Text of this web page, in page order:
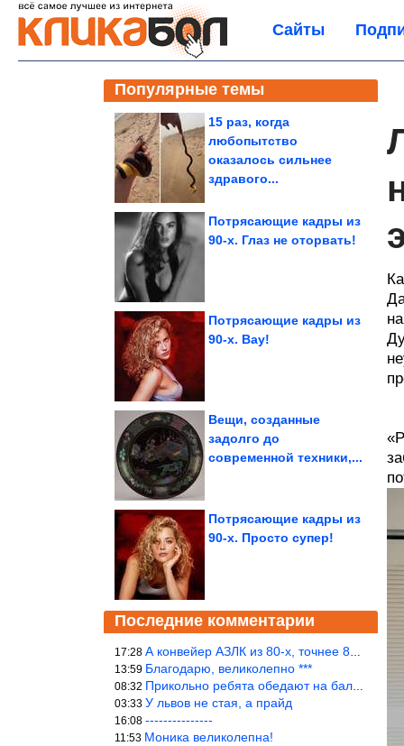
Сайты
Популярные темы
15 раз, когда
любопытство
оказалось сильнее
здравого...
Потрясающие кадры из
90-х. Глаз не оторвать!
Потрясающие кадры из
90-х. Вау!
Вещи, созданные
задолго до
современной техники,...
Потрясающие кадры из
90-х. Просто супер!
Последние комментарии
17:28 А конвейер АЗЛК из 80-х, точнее 86-87 годы. «Москвичи»-то из пер
13:59 Благодарю, великолепно ***
08:32 Прикольно ребята обедают на балке...))
03:33 У львов не стая, а прайд
16:08 ---------------
11:53 Моника великолепна!